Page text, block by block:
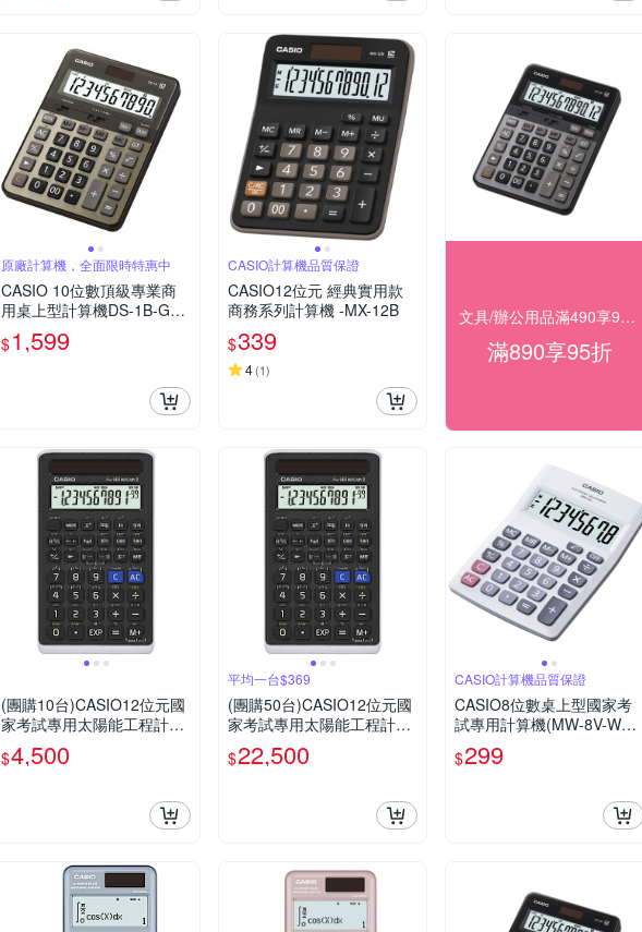
原廠計算機，全面限時特惠中
CASIO 10位數頂級專業商
用桌上型計算機DS-1B-GD-
黑/古銅金色
$1,599
CASIO計算機品質保證
CASIO12位元 經典實用款
商務系列計算機 -MX-12B
$339
4(1)
文具/辦公用品滿490享98折，滿890享95折
滿890享95折
(團購10台)CASIO12位元國
家考試專用太陽能工程計算
機-FX-82SOLARII
$4,500
平均一台$369
(團購50台)CASIO12位元國
家考試專用太陽能工程計算
機-FX-82SOLARII
$22,500
CASIO計算機品質保證
CASIO8位數桌上型國家考
試專用計算機(MW-8V-WE)
白
$299